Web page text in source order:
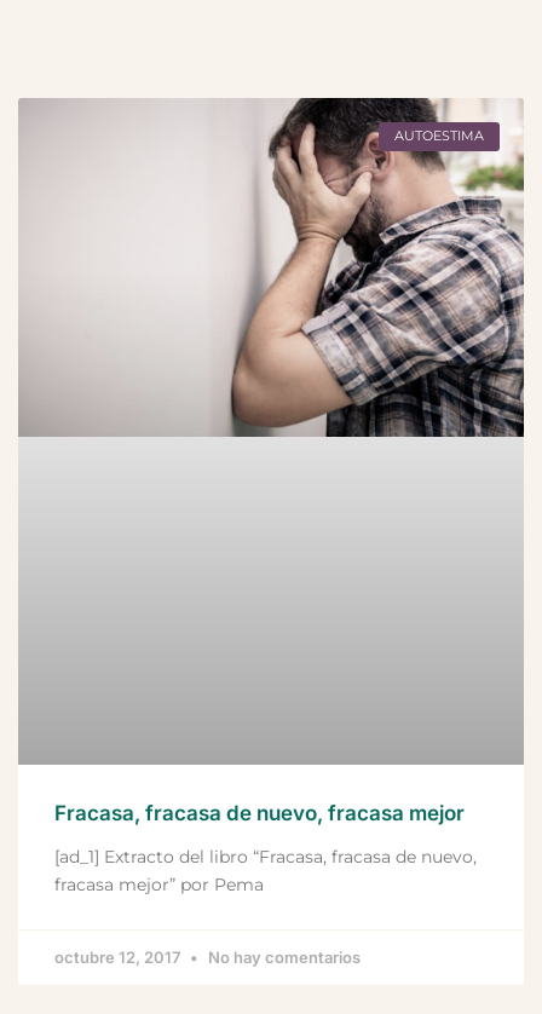
AUTOESTIMA
Fracasa, fracasa de nuevo, fracasa mejor
[ad_1] Extracto del libro “Fracasa, fracasa de nuevo,
fracasa mejor” por Pema
octubre 12, 2017 No hay comentarios